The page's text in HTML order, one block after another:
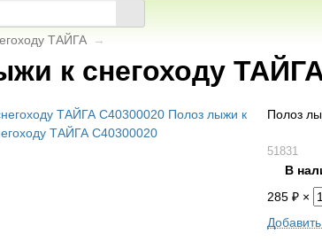
ТАЙГА →
к снегоходу
Полоз
51831
В
285 ₽ ×